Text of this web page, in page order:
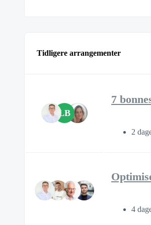
Tidligere arrangementer
LB
7
2
4